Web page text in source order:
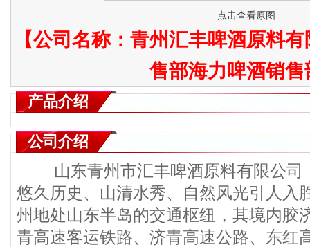
点击查看原图
【公司名称： 青州汇丰啤酒原料
售部海力啤酒销售
产品介绍
公司介绍
山东青州市汇丰啤酒原料有限公司
悠久历史、山清水秀、自然风光引人入
州地处山东半岛的交通枢纽，其境内胶
青高速客运铁路、济青高速公路、东红